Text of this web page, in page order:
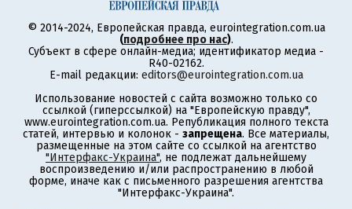
© 2014-2024, Европейская правда, eurointegration.com.ua
(подробнее про нас).
Субъект в сфере онлайн-медиа; идентификатор медиа -
R40-02162.
E-mail редакции: editors@eurointegration.com.ua
Использование новостей с сайта возможно только со
ссылкой (гиперссылкой) на "Европейскую правду",
www.eurointegration.com.ua. Републикация полного текста
статей, интервью и колонок - запрещена. Все материалы,
размещенные на этом сайте со ссылкой на агентство
"Интерфакс-Украина", не подлежат дальнейшему
воспроизведению и/или распространению в любой
форме, иначе как с письменного разрешения агентства
"Интерфакс-Украина".